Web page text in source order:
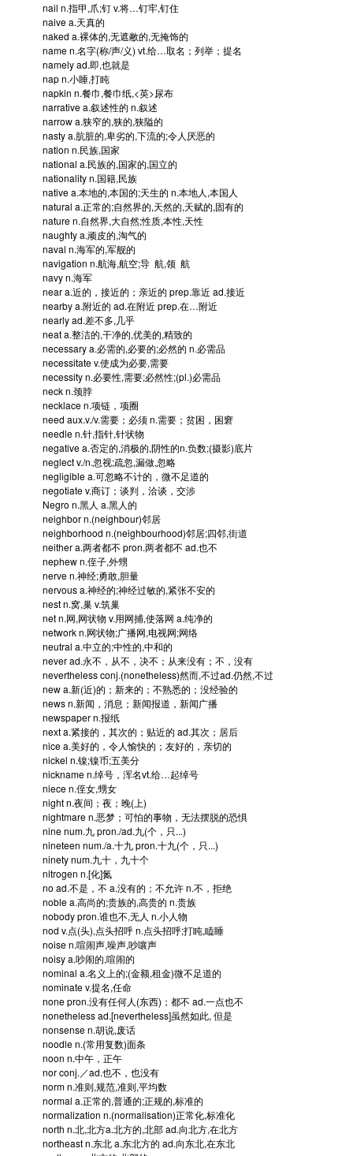
nail n.指甲,爪;钉 v.将…钉牢,钉住
naivea.天真的
naked a.裸体的,无遮敝的,无掩饰的
namen.名字(称/声/义) vt.给…取名；列举；提名
namelyad.即,也就是
napn.小睡,打盹
napkin n.餐巾,餐巾纸,<英>尿布
narrativea.叙述性的 n.叙述
narrowa.狭窄的,狭的,狭隘的
nastya.肮脏的,卑劣的,下流的;令人厌恶的
nation n.民族,国家
national a.民族的,国家的,国立的
nationalityn.国籍,民族
nativea.本地的,本国的;天生的 n.本地人,本国人
natural a.正常的;自然界的,天然的,天赋的,固有的
naturen.自然界,大自然;性质,本性,天性
naughtya.顽皮的,淘气的
naval n.海军的,军舰的
navigation n.航海,航空;导 航,领 航
navyn.海军
neara.近的，接近的；亲近的 prep.靠近 ad.接近
nearbya.附近的 ad.在附近 prep.在…附近
nearlyad.差不多,几乎
neata.整洁的,干净的,优美的,精致的
necessarya.必需的,必要的;必然的 n.必需品
necessitatev.使成为必要,需要
necessityn.必要性,需要;必然性;(pl.)必需品
neckn.颈脖
necklacen.项链，项圈
need aux.v./v.需要；必须 n.需要；贫困，困窘
needlen.针,指针,针状物
negativea.否定的,消极的,阴性的n.负数;(摄影)底片
neglectv./n.忽视;疏忽,漏做,忽略
negligiblea.可忽略不计的，微不足道的
negotiatev.商订；谈判，洽谈，交涉
Negro n.黑人 a.黑人的
neighborn.(neighbour)邻居
neighborhood n.(neighbourhood)邻居;四邻,街道
neithera.两者都不 pron.两者都不 ad.也不
nephewn.侄子,外甥
nerven.神经;勇敢,胆量
nervousa.神经的;神经过敏的,紧张不安的
nestn.窝,巢 v.筑巢
netn.网,网状物 v.用网捕,使落网 a.纯净的
networkn.网状物;广播网,电视网;网络
neutral a.中立的;中性的,中和的
neverad.永不，从不，决不；从来没有；不，没有
neverthelessconj.(nonetheless)然而,不过ad.仍然,不过
newa.新(近)的；新来的；不熟悉的；没经验的
newsn.新闻，消息；新闻报道，新闻广播
newspapern.报纸
nexta.紧接的，其次的；贴近的 ad.其次；居后
nicea.美好的，令人愉快的；友好的，亲切的
nickel n.镍;镍币;五美分
nicknamen.绰号，浑名vt.给…起绰号
niecen.侄女,甥女
nightn.夜间；夜；晚(上)
nightmaren.恶梦；可怕的事物，无法摆脱的恐惧
ninenum.九 pron./ad.九(个，只...)
nineteen num./a.十九 pron.十九(个，只...)
ninetynum.九十，九十个
nitrogen n.[化]氮
no ad.不是，不 a.没有的；不允许 n.不，拒绝
noblea.高尚的;贵族的,高贵的 n.贵族
nobodypron.谁也不,无人 n.小人物
nod v.点(头),点头招呼 n.点头招呼;打盹,瞌睡
noisen.喧闹声,噪声,吵嚷声
noisya.吵闹的,喧闹的
nominal a.名义上的;(金额,租金)微不足道的
nominatev.提名,任命
nonepron.没有任何人(东西)；都不 ad.一点也不
nonethelessad.[nevertheless]虽然如此, 但是
nonsensen.胡说,废话
noodlen.(常用复数)面条
noon n.中午，正午
norconj.／ad.也不，也没有
normn.准则,规范,准则,平均数
normal a.正常的,普通的;正规的,标准的
normalization n.(normalisation)正常化,标准化
north n.北,北方a.北方的,北部 ad.向北方,在北方
northeastn.东北 a.东北方的 ad.向东北,在东北